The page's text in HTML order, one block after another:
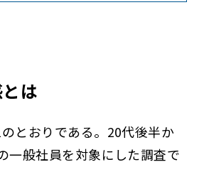
は
とおりである。20代後半か
一般社員を対象にした調査で